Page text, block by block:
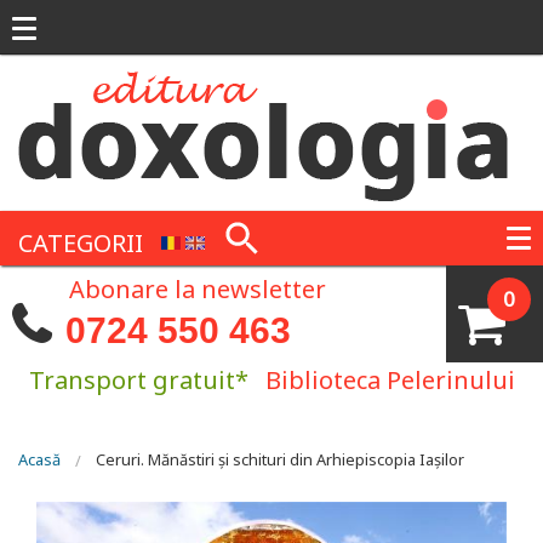
CATEGORII
0
Abonare la newsletter
0724 550 463
Transport gratuit* Biblioteca Pelerinului
Eşti aici
Acasă Ceruri. Mănăstiri și schituri din Arhiepiscopia Iașilor